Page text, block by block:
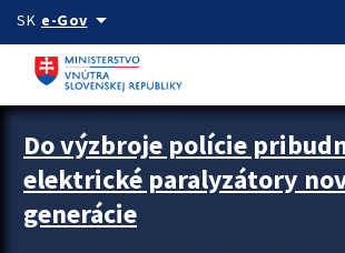
Preskocit na hlavný obsah
SK e-Govarrow_drop_down
Zastavit automatický posun upútavok
Do výzbroje polície
elektrické paralyzátory
generácie